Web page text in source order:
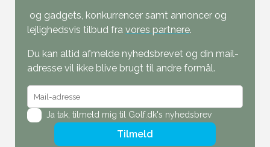
og gadgets, konkurrencer samt annoncer og
lejlighedsvis tilbud fra vores partnere.
Du kan altid afmelde nyhedsbrevet og din mail-
adresse vil ikke blive brugt til andre formål.
Ja tak, tilmeld mig til Golf.dk's nyhedsbrev
Tilmeld